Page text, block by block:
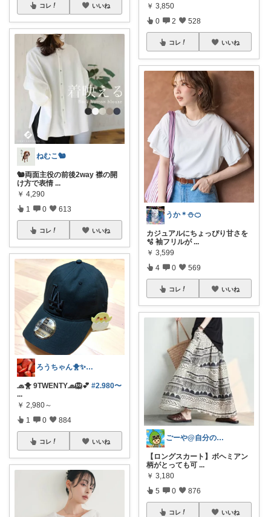
コレ いいね
ねむこ🐿
🐿両面主役の前後2way 襟の開
け方で表情 ...
￥ 4,290
1 0 613
コレ いいね
ろうちゃん🐥✨フォロワー様から購入💖
🧢🐥 9TWENTY🧢🦁💕 #2.980〜
...
￥ 2,980～
1 0 884
コレ いいね
￥ 3,850
0 2 528
コレ いいね
うか＊⛄️🍊
カジュアルにちょっぴり甘さを
🫧 袖フリルが ...
￥ 3,599
4 0 569
コレ いいね
ごーや@自分の機嫌は自分でとる人🌻
【ロングスカート】ボヘミアン
柄がとっても可 ...
￥ 3,180
5 0 876
コレ いいね